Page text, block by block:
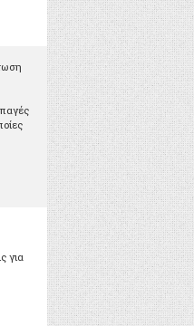
για